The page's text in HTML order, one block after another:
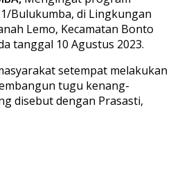
Bulukumba, di Lingkungan
Lemo, Kecamatan Bonto
tanggal 10 Agustus 2023.
setempat melakukan
tugu kenang-
disebut dengan Prasasti,